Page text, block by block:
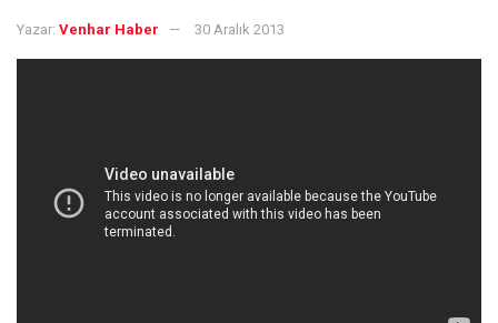
Yazar: Venhar Haber 30 Aralık 2013